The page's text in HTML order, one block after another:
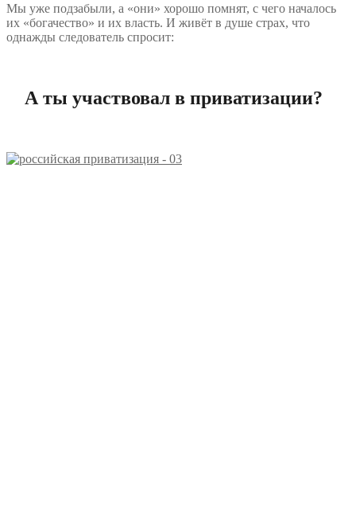
Мы уже подзабыли, а «они» хорошо помнят, с чего началось
их «богачество» и их власть. И живёт в душе страх, что
однажды следователь спросит:
А ты участвовал в приватизации?